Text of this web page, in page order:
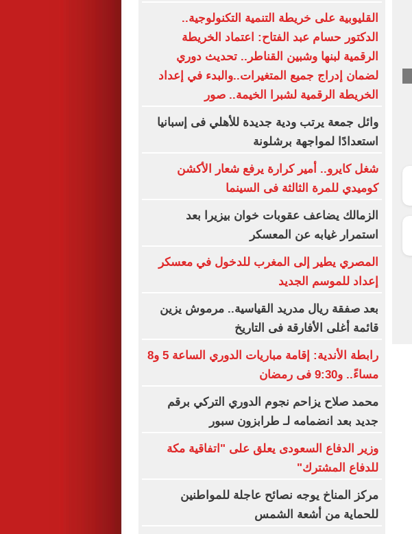
القليوبية على خريطة التنمية التكنولوجية..
الدكتور حسام عبد الفتاح: اعتماد الخريطة
الرقمية لبنها وشبين القناطر.. تحديث دوري
لضمان إدراج جميع المتغيرات..والبدء في إعداد
الخريطة الرقمية لشبرا الخيمة.. صور
وائل جمعة يرتب ودية جديدة للأهلي فى إسبانيا
استعدادًا لمواجهة برشلونة
شغل كايرو.. أمير كرارة يرفع شعار الأكشن
كوميدي للمرة الثالثة فى السينما
الزمالك يضاعف عقوبات خوان بيزيرا بعد
استمرار غيابه عن المعسكر
المصري يطير إلى المغرب للدخول في معسكر
إعداد للموسم الجديد
بعد صفقة ريال مدريد القياسية.. مرموش يزين
قائمة أغلى الأفارقة فى التاريخ
رابطة الأندية: إقامة مباريات الدوري الساعة 5 و8
مساءً.. و9:30 فى رمضان
محمد صلاح يزاحم نجوم الدوري التركي برقم
جديد بعد انضمامه لـ طرابزون سبور
وزير الدفاع السعودى يعلق على "اتفاقية مكة
للدفاع المشترك"
مركز المناخ يوجه نصائح عاجلة للمواطنين
للحماية من أشعة الشمس